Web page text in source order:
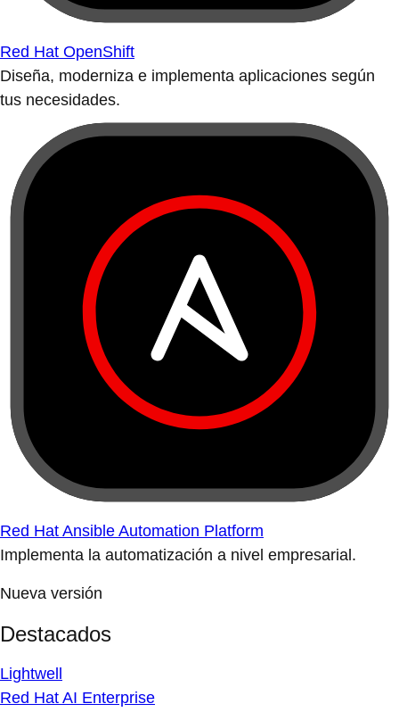
Red Hat OpenShift
Diseña, moderniza e implementa aplicaciones según
tus necesidades.
Red Hat Ansible Automation Platform
Implementa la automatización a nivel empresarial.
Nueva versión
Destacados
Lightwell
Red Hat AI Enterprise